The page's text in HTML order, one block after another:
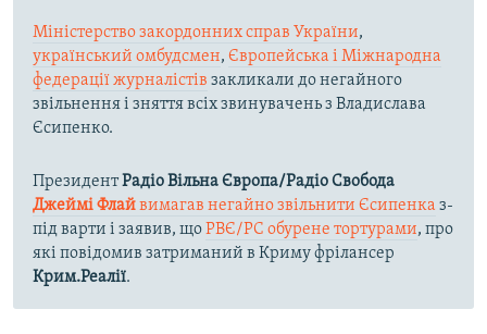
Міністерство закордонних справ України,
український омбудсмен, Європейська і Міжнародна
федерації журналістів закликали до негайного
звільнення і зняття всіх звинувачень з Владислава
Єсипенко.
ПрезидентРадіо Вільна Європа/Радіо Свобода
Джеймі Флайвимагав негайно звільнити Єсипенка з-
під варти і заявив, щоРВЄ/РС обурене тортурами, про
які повідомив затриманий в Криму фрілансер
Крим.Реалії.